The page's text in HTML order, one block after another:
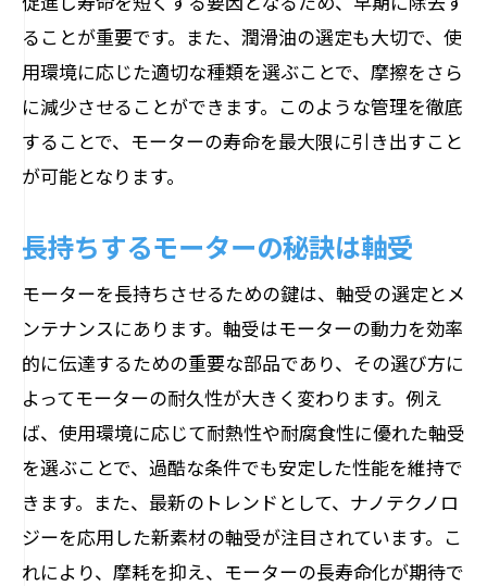
ることが重要です。また、潤滑油の選定も大切で、使
用環境に応じた適切な種類を選ぶことで、摩擦をさら
に減少させることができます。このような管理を徹底
することで、モーターの寿命を最大限に引き出すこと
が可能となります。
長持ちするモーターの秘訣は軸受
モーターを長持ちさせるための鍵は、軸受の選定とメ
ンテナンスにあります。軸受はモーターの動力を効率
的に伝達するための重要な部品であり、その選び方に
よってモーターの耐久性が大きく変わります。例え
ば、使用環境に応じて耐熱性や耐腐食性に優れた軸受
を選ぶことで、過酷な条件でも安定した性能を維持で
きます。また、最新のトレンドとして、ナノテクノロ
ジーを応用した新素材の軸受が注目されています。こ
れにより、摩耗を抑え、モーターの長寿命化が期待で